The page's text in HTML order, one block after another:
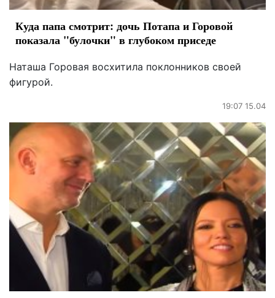
Куда папа смотрит: дочь Потапа и Горовой
показала "булочки" в глубоком приседе
Наташа Горовая восхитила поклонников своей
фигурой.
19:07 15.04